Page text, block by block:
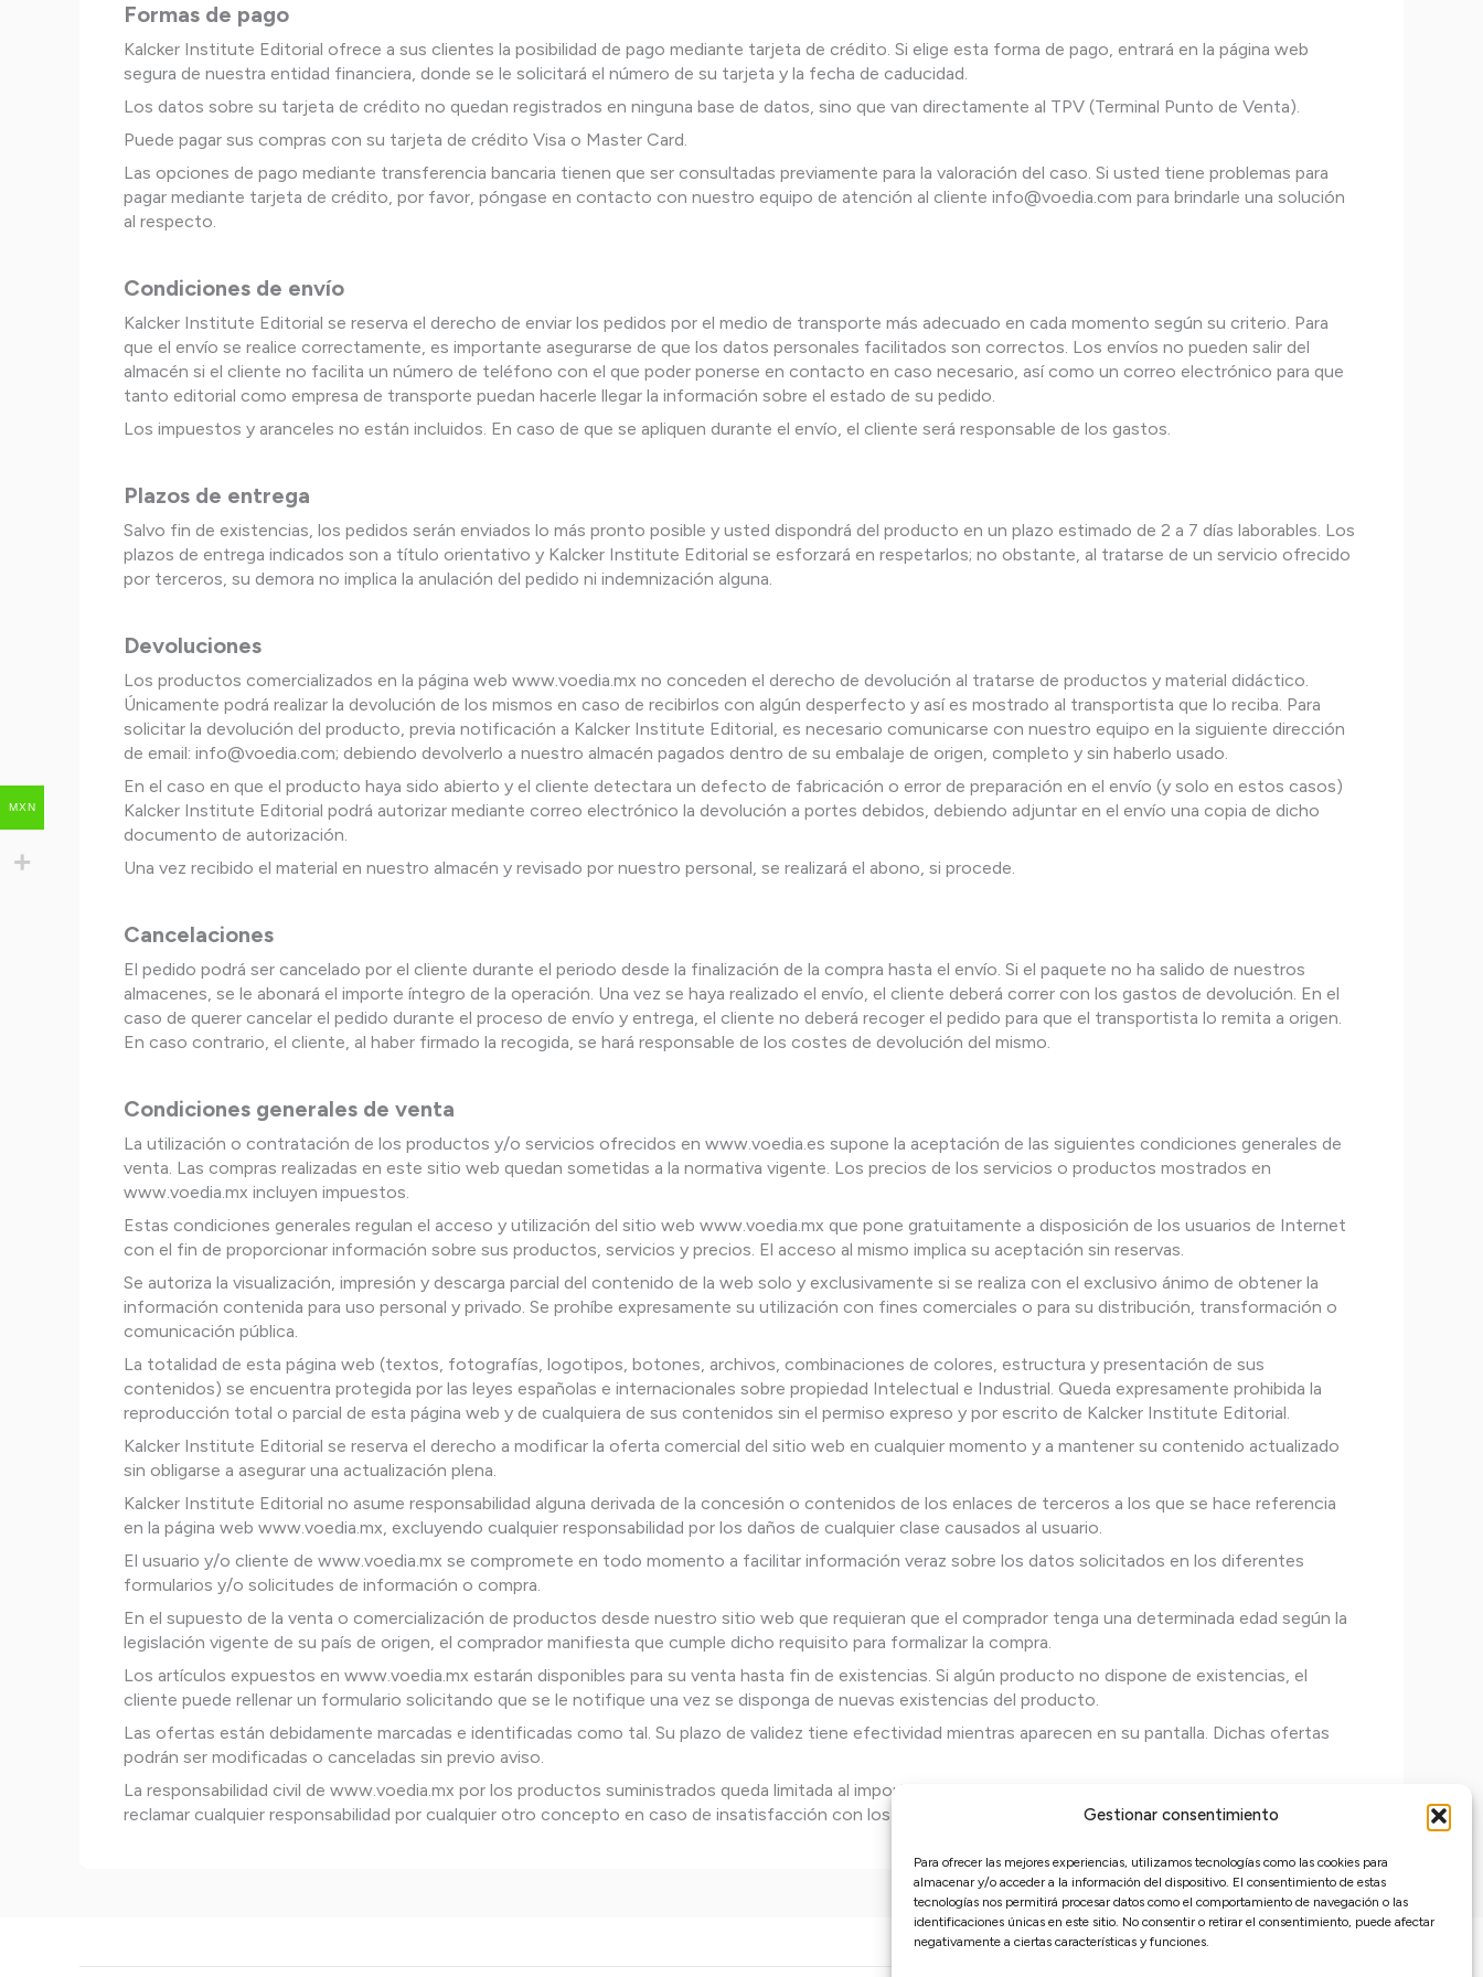
Gestionar consentimiento
Para ofrecer las mejores experiencias, utilizamos tecnologías como las cookies para
almacenar y/o acceder a la información del dispositivo. El consentimiento de estas
tecnologías nos permitirá procesar datos como el comportamiento de navegación o las
identificaciones únicas en este sitio. No consentir o retirar el consentimiento, puede afectar
negativamente a ciertas características y funciones.
Formas de pago
Kalcker Institute Editorial ofrece a sus clientes la posibilidad de pago mediante tarjeta de crédito. Si elige esta forma de pago, entrará en la página web
segura de nuestra entidad financiera, donde se le solicitará el número de su tarjeta y la fecha de caducidad.
Los datos sobre su tarjeta de crédito no quedan registrados en ninguna base de datos, sino que van directamente al TPV (Terminal Punto de Venta).
Puede pagar sus compras con su tarjeta de crédito Visa o Master Card.
Las opciones de pago mediante transferencia bancaria tienen que ser consultadas previamente para la valoración del caso. Si usted tiene problemas para
pagar mediante tarjeta de crédito, por favor, póngase en contacto con nuestro equipo de atención al cliente info@voedia.com para brindarle una solución
al respecto.
Condiciones de envío
Kalcker Institute Editorial se reserva el derecho de enviar los pedidos por el medio de transporte más adecuado en cada momento según su criterio. Para
que el envío se realice correctamente, es importante asegurarse de que los datos personales facilitados son correctos. Los envíos no pueden salir del
almacén si el cliente no facilita un número de teléfono con el que poder ponerse en contacto en caso necesario, así como un correo electrónico para que
tanto editorial como empresa de transporte puedan hacerle llegar la información sobre el estado de su pedido.
Los impuestos y aranceles no están incluidos. En caso de que se apliquen durante el envío, el cliente será responsable de los gastos.
Plazos de entrega
Salvo fin de existencias, los pedidos serán enviados lo más pronto posible y usted dispondrá del producto en un plazo estimado de 2 a 7 días laborables. Los
plazos de entrega indicados son a título orientativo y Kalcker Institute Editorial se esforzará en respetarlos; no obstante, al tratarse de un servicio ofrecido
por terceros, su demora no implica la anulación del pedido ni indemnización alguna.
Devoluciones
Los productos comercializados en la página web www.voedia.mx no conceden el derecho de devolución al tratarse de productos y material didáctico.
Únicamente podrá realizar la devolución de los mismos en caso de recibirlos con algún desperfecto y así es mostrado al transportista que lo reciba. Para
solicitar la devolución del producto, previa notificación a Kalcker Institute Editorial, es necesario comunicarse con nuestro equipo en la siguiente dirección
de email: info@voedia.com; debiendo devolverlo a nuestro almacén pagados dentro de su embalaje de origen, completo y sin haberlo usado.
En el caso en que el producto haya sido abierto y el cliente detectara un defecto de fabricación o error de preparación en el envío (y solo en estos casos)
Kalcker Institute Editorial podrá autorizar mediante correo electrónico la devolución a portes debidos, debiendo adjuntar en el envío una copia de dicho
documento de autorización.
Una vez recibido el material en nuestro almacén y revisado por nuestro personal, se realizará el abono, si procede.
Cancelaciones
El pedido podrá ser cancelado por el cliente durante el periodo desde la finalización de la compra hasta el envío. Si el paquete no ha salido de nuestros
almacenes, se le abonará el importe íntegro de la operación. Una vez se haya realizado el envío, el cliente deberá correr con los gastos de devolución. En el
caso de querer cancelar el pedido durante el proceso de envío y entrega, el cliente no deberá recoger el pedido para que el transportista lo remita a origen.
En caso contrario, el cliente, al haber firmado la recogida, se hará responsable de los costes de devolución del mismo.
Condiciones generales de venta
La utilización o contratación de los productos y/o servicios ofrecidos en www.voedia.es supone la aceptación de las siguientes condiciones generales de
venta. Las compras realizadas en este sitio web quedan sometidas a la normativa vigente. Los precios de los servicios o productos mostrados en
www.voedia.mx incluyen impuestos.
Estas condiciones generales regulan el acceso y utilización del sitio web www.voedia.mx que pone gratuitamente a disposición de los usuarios de Internet
con el fin de proporcionar información sobre sus productos, servicios y precios. El acceso al mismo implica su aceptación sin reservas.
Se autoriza la visualización, impresión y descarga parcial del contenido de la web solo y exclusivamente si se realiza con el exclusivo ánimo de obtener la
información contenida para uso personal y privado. Se prohíbe expresamente su utilización con fines comerciales o para su distribución, transformación o
comunicación pública.
La totalidad de esta página web (textos, fotografías, logotipos, botones, archivos, combinaciones de colores, estructura y presentación de sus
contenidos) se encuentra protegida por las leyes españolas e internacionales sobre propiedad Intelectual e Industrial. Queda expresamente prohibida la
reproducción total o parcial de esta página web y de cualquiera de sus contenidos sin el permiso expreso y por escrito de Kalcker Institute Editorial.
Kalcker Institute Editorial se reserva el derecho a modificar la oferta comercial del sitio web en cualquier momento y a mantener su contenido actualizado
sin obligarse a asegurar una actualización plena.
Kalcker Institute Editorial no asume responsabilidad alguna derivada de la concesión o contenidos de los enlaces de terceros a los que se hace referencia
en la página web www.voedia.mx, excluyendo cualquier responsabilidad por los daños de cualquier clase causados al usuario.
El usuario y/o cliente de www.voedia.mx se compromete en todo momento a facilitar información veraz sobre los datos solicitados en los diferentes
formularios y/o solicitudes de información o compra.
En el supuesto de la venta o comercialización de productos desde nuestro sitio web que requieran que el comprador tenga una determinada edad según la
legislación vigente de su país de origen, el comprador manifiesta que cumple dicho requisito para formalizar la compra.
Los artículos expuestos en www.voedia.mx estarán disponibles para su venta hasta fin de existencias. Si algún producto no dispone de existencias, el
cliente puede rellenar un formulario solicitando que se le notifique una vez se disponga de nuevas existencias del producto.
Las ofertas están debidamente marcadas e identificadas como tal. Su plazo de validez tiene efectividad mientras aparecen en su pantalla. Dichas ofertas
podrán ser modificadas o canceladas sin previo aviso.
La responsabilidad civil de www.voedia.mx por los productos suministrados queda limitada al importe de los mismos; el usuario o consumidor renuncia a
reclamar cualquier responsabilidad por cualquier otro concepto en caso de insatisfacción con los productos adquiridos en esta página web.
MXN